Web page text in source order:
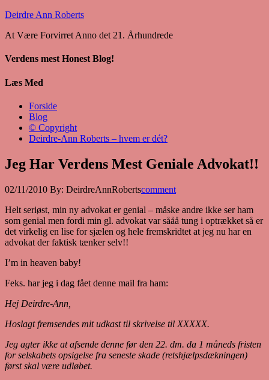
Deirdre Ann Roberts
At Være Forvirret Anno det 21. Århundrede
Verdens mest Honest Blog!
Læs Med
Forside
Blog
© Copyright
Deirdre-Ann Roberts – hvem er dét?
Jeg Har Verdens Mest Geniale Advokat!!
02/11/2010 By: DeirdreAnnRobertscomment
Helt seriøst, min ny advokat er genial – måske andre ikke ser ham
som genial men fordi min gl. advokat var sååå tung i optrækket så er
det virkelig en lise for sjælen og hele fremskridtet at jeg nu har en
advokat der faktisk tænker selv!!
I’m in heaven baby!
Feks. har jeg i dag fået denne mail fra ham:
Hej Deirdre-Ann,
Hoslagt fremsendes mit udkast til skrivelse til XXXXX.
Jeg agter ikke at afsende denne før den 22. dm. da 1 måneds fristen
for selskabets opsigelse fra seneste skade (retshjælpsdækningen)
først skal være udløbet.